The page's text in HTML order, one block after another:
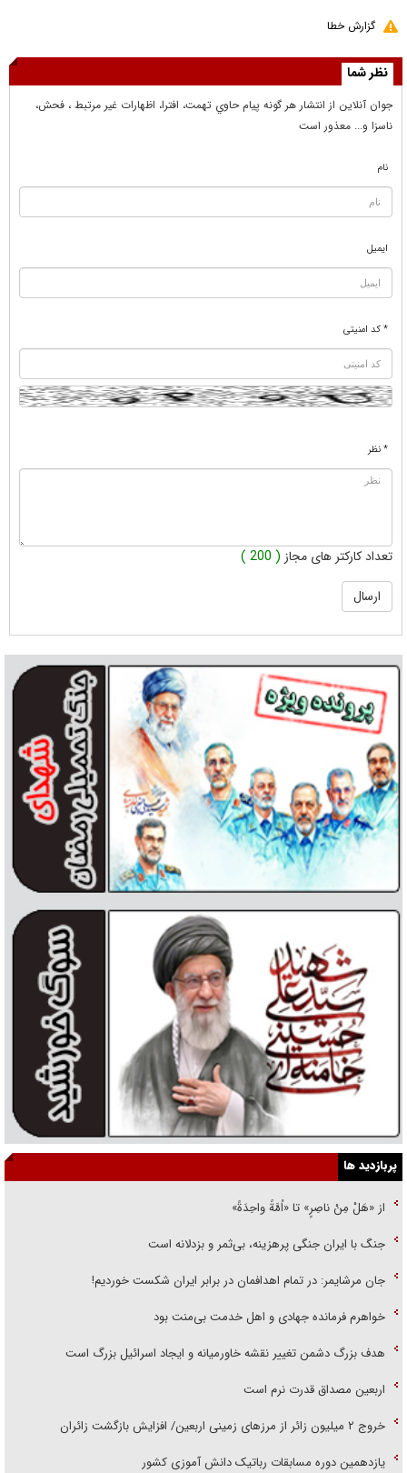
گزارش خطا
نظر شما
جوان آنلاين از انتشار هر گونه پيام حاوي تهمت، افترا، اظهارات غير مرتبط ، فحش،
ناسزا و... معذور است
نام
ایمیل
* کد امنیتی
* نظر
تعداد کارکتر های مجاز ( 200 )
پربازدید ها
از «هَلْ مِنْ ناصِرٍ» تا «اُمَّةً واحِدَةً»
جنگ با ایران جنگی پرهزینه، بی‌ثمر و بزدلانه است
جان مرشایمر: در تمام اهدافمان در برابر ایران شکست خوردیم!
خواهرم فرمانده جهادی و اهل خدمت بی‌منت بود
هدف بزرگ دشمن تغییر نقشه خاورمیانه و ایجاد اسرائیل بزرگ است
اربعین مصداق قدرت نرم است
‌خروج ۲ میلیون زائر از مرز‌های زمینی اربعین/ افزایش بازگشت زائران
یازدهمین دوره مسابقات رباتیک دانش آموزی کشور